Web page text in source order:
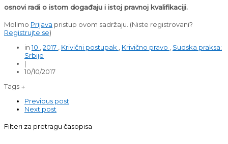
osnovi radi o istom događaju i istoj pravnoj kvalifikaciji.
Molimo Prijava pristup ovom sadržaju. (Niste registrovani?
Registrujte se)
in10 2017 Krivični postupak Krivično pravo
Sudska praksa:
Srbije
|
10/10/2017
Tags ↓
Previous post
Next post
Filteri za pretragu časopisa